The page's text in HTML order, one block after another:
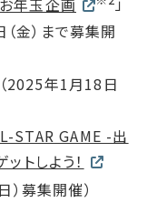
金）まで募集開
（2025年1月18日
STAR GAME -出
トしよう！
）募集開催）